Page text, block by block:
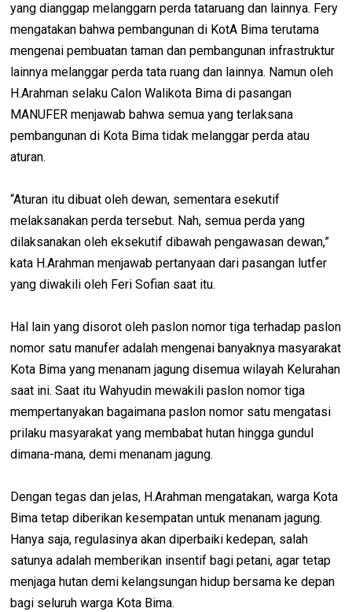
yang dianggap melanggarn perda tataruang dan lainnya. Fery
mengatakan bahwa pembangunan di KotA Bima terutama
mengenai pembuatan taman dan pembangunan infrastruktur
lainnya melanggar perda tata ruang dan lainnya. Namun oleh
H.Arahman selaku Calon Walikota Bima di pasangan
MANUFER menjawab bahwa semua yang terlaksana
pembangunan di Kota Bima tidak melanggar perda atau
aturan.
“Aturan itu dibuat oleh dewan, sementara esekutif
melaksanakan perda tersebut. Nah, semua perda yang
dilaksanakan oleh eksekutif dibawah pengawasan dewan,”
kata H.Arahman menjawab pertanyaan dari pasangan lutfer
yang diwakili oleh Feri Sofian saat itu.
Hal lain yang disorot oleh paslon nomor tiga terhadap paslon
nomor satu manufer adalah mengenai banyaknya masyarakat
Kota Bima yang menanam jagung disemua wilayah Kelurahan
saat ini. Saat itu Wahyudin mewakili paslon nomor tiga
mempertanyakan bagaimana paslon nomor satu mengatasi
prilaku masyarakat yang membabat hutan hingga gundul
dimana-mana, demi menanam jagung.
Dengan tegas dan jelas, H.Arahman mengatakan, warga Kota
Bima tetap diberikan kesempatan untuk menanam jagung.
Hanya saja, regulasinya akan diperbaiki kedepan, salah
satunya adalah memberikan insentif bagi petani, agar tetap
menjaga hutan demi kelangsungan hidup bersama ke depan
bagi seluruh warga Kota Bima.